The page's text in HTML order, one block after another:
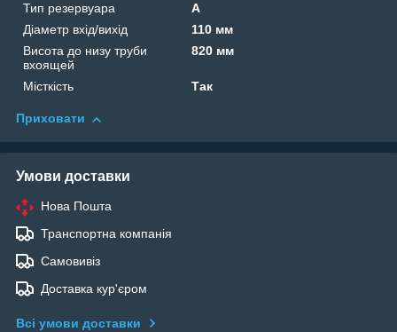
Тип резервуара
А
Діаметр вхід/вихід
110 мм
Висота до низу труби
вхоящей
820 мм
Місткість Так
Приховати
Умови доставки
Нова Пошта
Транспортна компанія
Самовивіз
Доставка кур'єром
Всі умови доставки